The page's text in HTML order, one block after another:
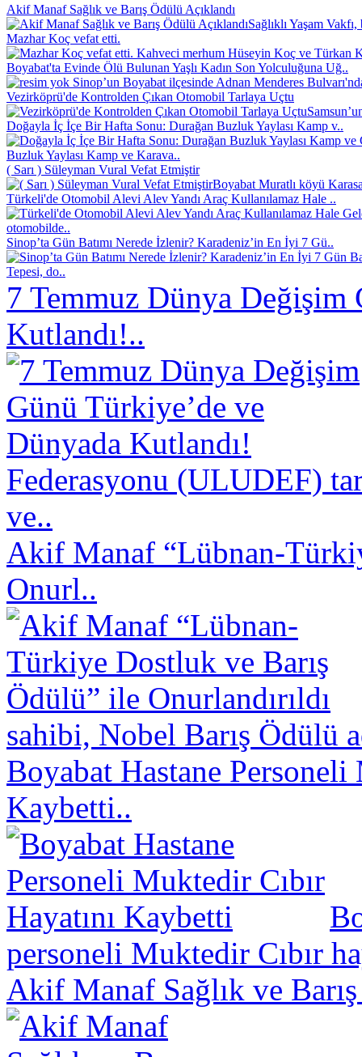
Akif Manaf Sağlık ve Barış Ödülü Açıklandı
Sağlıklı Yaşam
Mazhar Koç vefat etti.
Kahveci merhum Hüseyin Koç ve Türkan
Boyabat'ta Evinde Ölü Bulunan Yaşlı Kadın Son Yolculuğuna Uğ..
Sinop’un Boyabat ilçesinde Adnan Menderes
Vezirköprü'de Kontrolden Çıkan Otomobil Tarlaya Uçtu
Doğayla İç İçe Bir Hafta Sonu: Durağan Buzluk Yaylası Kamp v..
Buzluk Yaylası Kamp ve Karava..
( Sarı ) Süleyman Vural Vefat Etmiştir
Boyabat Muratlı köyü
Türkeli'de Otomobil Alevi Alev Yandı Araç Kullanılamaz Hale ..
otomobilde..
Sinop’ta Gün Batımı Nerede İzlenir? Karadeniz’in En İyi 7 Gü..
Tepesi, do..
7 Temmuz Dünya Değişim
Kutlandı!..
Federasyonu (ULUDEF)
ve..
Akif Manaf “Lübnan-
Onurl..
sahibi, Nobel Barış Ödülü
Boyabat Hastane Personeli
Kaybetti..
personeli Muktedir Cıbır
Akif Manaf Sağlık ve